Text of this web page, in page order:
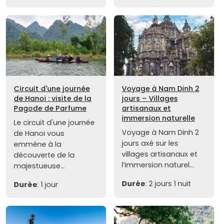
Circuit d'une journée
de Hanoi : visite de la
Pagode de Parfume
Le circuit d'une journée
de Hanoi vous
emmène à la
découverte de la
majestueuse...
Durée: 1 jour
Voyage à Nam Dinh 2
jours – Villages
artisanaux et
immersion naturelle
Voyage à Nam Dinh 2
jours axé sur les
villages artisanaux et
l’immersion naturel...
Durée: 2 jours 1 nuit